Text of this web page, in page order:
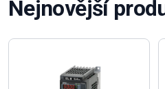
Nejnovější